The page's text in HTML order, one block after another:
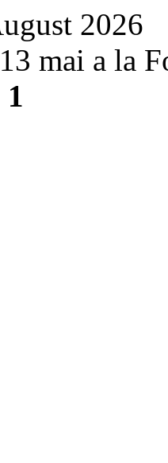
2026
mai a la